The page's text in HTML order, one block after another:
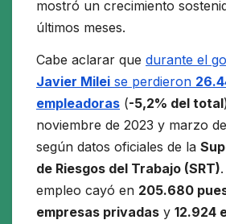
mostró un crecimiento
últimos meses.
Cabe aclarar que durante el
Javier Milei se perdieron
empleadoras (-5,2% del total
noviembre de 2023 y marzo
según datos oficiales de la
de Riesgos del Trabajo (SRT)
empleo cayó en 205.680
empresas privadas y 12.924